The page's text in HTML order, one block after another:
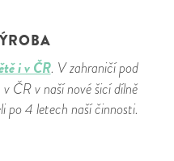
i v ČR. V zahraničí pod
ČR v naší nové šicí dílně
po 4 letech naší činnosti.